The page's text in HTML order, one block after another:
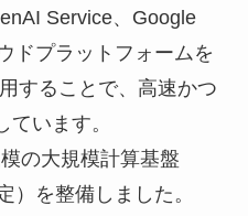
Service、Google
ドプラットフォームを
することで、高速かつ
います。
の大規模計算基盤
）を整備しました。